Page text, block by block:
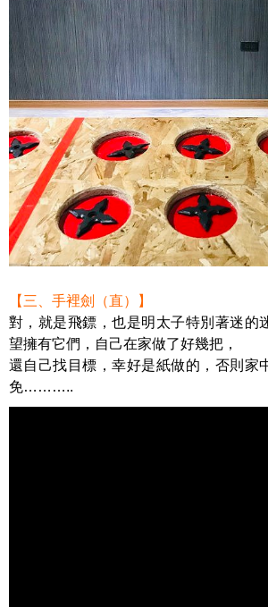
【三、手裡劍（直）】
對，就是飛鏢，也是明太子特別著迷的
望擁有它們，自己在家做了好幾把，
還自己找目標，幸好是紙做的，否則家
免………..